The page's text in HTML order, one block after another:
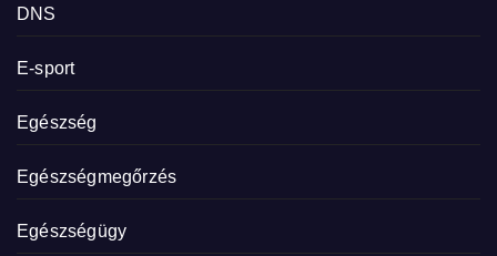
DNS
E-sport
Egészség
Egészségmegőrzés
Egészségügy